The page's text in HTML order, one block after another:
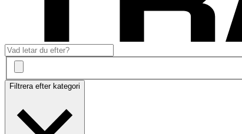
Filtrera efter kategori